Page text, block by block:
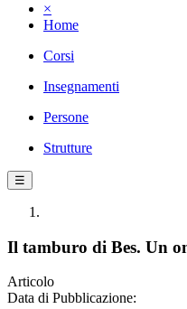
×
Home
Corsi
Insegnamenti
Persone
Strutture
☰
Il tamburo di Bes. Un
Articolo
Data di Pubblicazione: